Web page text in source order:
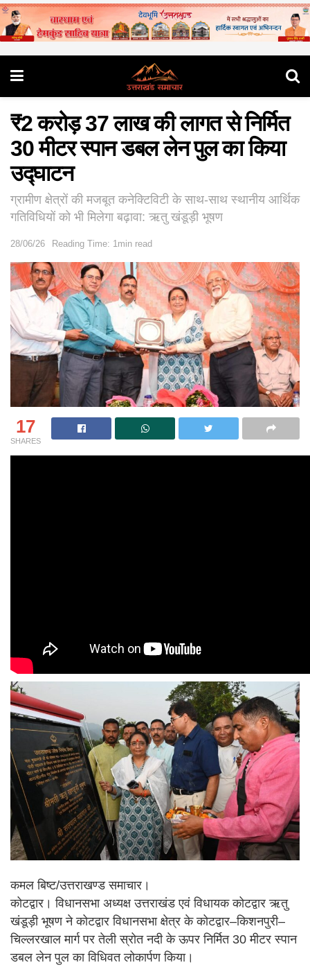
₹2 करोड़ 37 लाख की लागत से निर्मित
30 मीटर स्पान डबल लेन पुल का किया
उद्घाटन
ग्रामीण क्षेत्रों की मजबूत कनेक्टिविटी के साथ-साथ स्थानीय आर्थिक
गतिविधियों को भी मिलेगा बढ़ावा: ऋतु खंडूड़ी भूषण
28/06/26 Reading Time: 1min read
17
SHARES
कमल बिष्ट/उत्तराखण्ड समाचार।
कोटद्वार। विधानसभा अध्यक्ष उत्तराखंड एवं विधायक कोटद्वार ऋतु
खंडूड़ी भूषण ने कोटद्वार विधानसभा क्षेत्र के कोटद्वार–किशनपुरी–
चिल्लरखाल मार्ग पर तेली स्रोत नदी के ऊपर निर्मित 30 मीटर स्पान
डबल लेन पुल का विधिवत लोकार्पण किया।